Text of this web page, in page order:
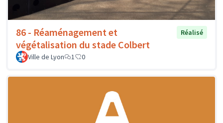
86 - Réaménagement et
végétalisation du stade Colbert
Réalisé
Ville de Lyon 1 0